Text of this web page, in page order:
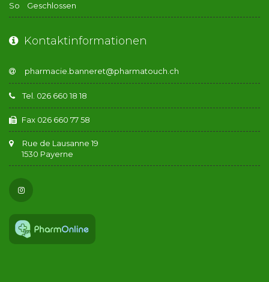
So Geschlossen
Kontaktinformationen
Tel. 026 660 18 18
Fax 026 660 77 58
Rue de Lausanne 19
1530 Payerne